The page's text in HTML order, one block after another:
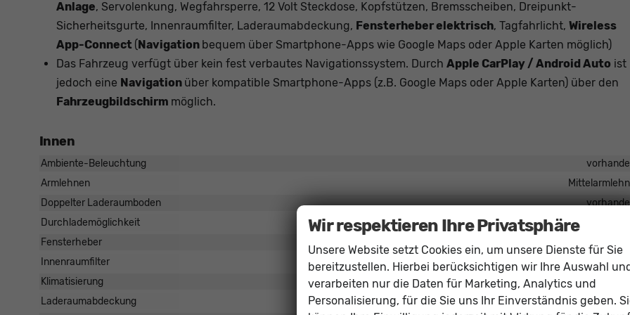
Anlage, Servolenkung, Wegfahrsperre, 12 Volt Steckdose, Kopfstützen, Bremsscheiben, Dreipunkt-
Sicherheitsgurte, Innenraumfilter, Laderaumabdeckung, Fensterheber elektrisch, Tagfahrlicht, Wireless
App-Connect ( Navigation bequem über Smartphone-Apps wie Google Maps oder Apple Karten möglich)
Das Fahrzeug verfügt über kein fest verbautes Navigationssystem. Durch Apple CarPlay / Android Auto ist
jedoch eine Navigation über kompatible Smartphone-Apps (z.B. Google Maps oder Apple Karten) über den
Fahrzeugbildschirm möglich.
Innen
Ambiente-Beleuchtung
Armlehnen
Doppelter Laderaumboden
Durchlademöglichkeit
Fensterheber
elektrisch 4-fach
Innenraumfilter
Klimatisierung
Klimaautomatik, Klimaanlage hinten, 3-Zonen-Klimaautomatik
Laderaumabdeckung
Wir respektieren Ihre Privatsphäre
Unsere Website setzt Cookies ein, um unsere Dienste für Sie
bereitzustellen. Hierbei berücksichtigen wir Ihre Auswahl
verarbeiten nur die Daten für Marketing, Analytics und
Personalisierung, für die Sie uns Ihr Einverständnis geben.